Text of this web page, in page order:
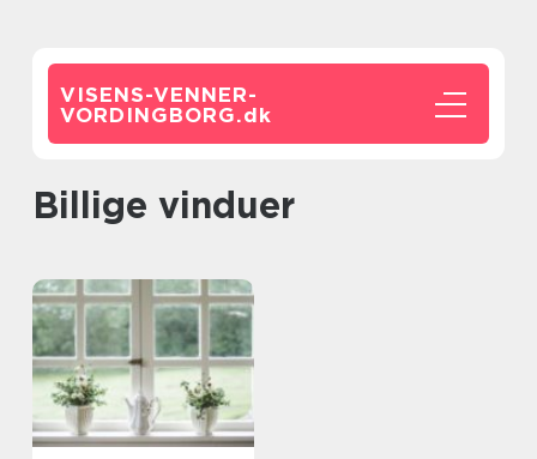
VISENS-VENNER-
VORDINGBORG.dk
billige vinduer